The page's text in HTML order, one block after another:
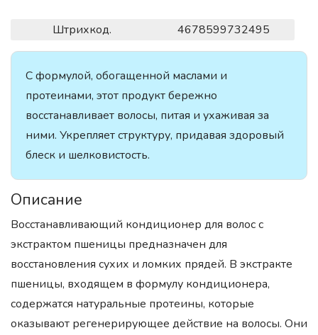
Штрихкод. 4678599732495
С формулой, обогащенной маслами и
протеинами, этот продукт бережно
восстанавливает волосы, питая и ухаживая за
ними. Укрепляет структуру, придавая здоровый
блеск и шелковистость.
Описание
Восстанавливающий кондиционер для волос с
экстрактом пшеницы предназначен для
восстановления сухих и ломких прядей. В экстракте
пшеницы, входящем в формулу кондиционера,
содержатся натуральные протеины, которые
оказывают регенерирующее действие на волосы. Они